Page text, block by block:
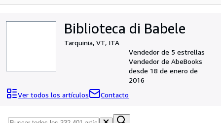
Consultar mis pedidos
Libros antiguos
Arte y coleccionismo
Biblioteca di Babele
Tarquinia, VT, ITA
Vendedor de 5 estrellas
Vendedor de AbeBooks
desde 18 de enero de
2016
Ver todos los artículos
Contacto